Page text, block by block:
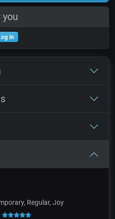
in
Regular, Joy